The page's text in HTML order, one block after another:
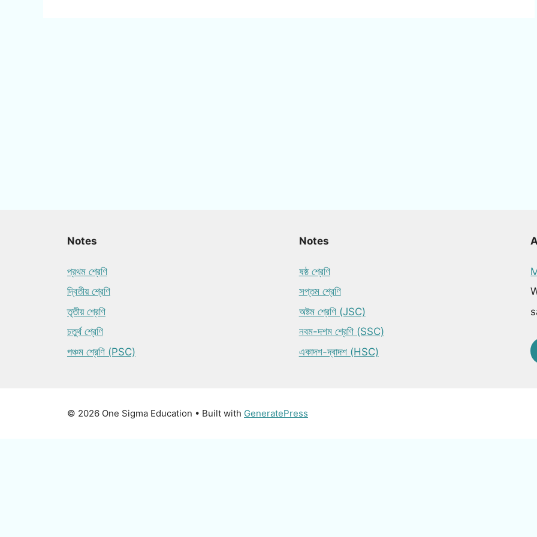
Notes
প্রথম শ্রেণি
দ্বিতীয় শ্রেণি
তৃতীয় শ্রেণি
চতুর্থ শ্রেণি
পঞ্চম শ্রেণি (PSC)
Notes
ষষ্ঠ শ্রেণি
সপ্তম শ্রেণি
অষ্টম শ্রেণি (JSC)
নবম-দশম শ্রেণি (SSC)
একাদশ-দ্বাদশ (HSC)
© 2026 One Sigma Education • Built with GeneratePress